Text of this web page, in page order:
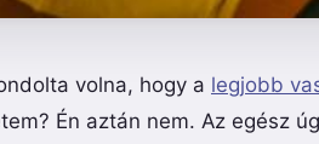
volna, hogy a legjobb
Én aztán nem. Az egész